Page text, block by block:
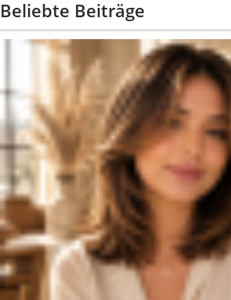
Beliebte Beiträge